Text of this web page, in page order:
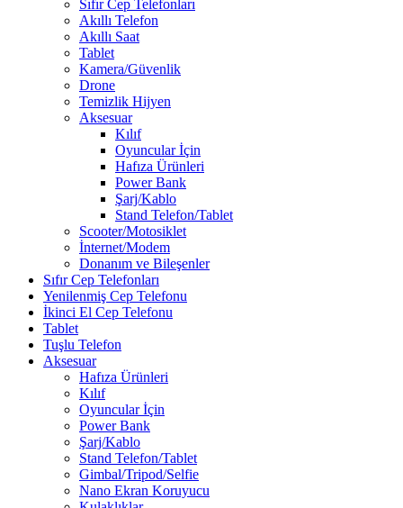
Sıfır Cep Telefonları
Akıllı Telefon
Akıllı Saat
Tablet
Kamera/Güvenlik
Drone
Temizlik Hijyen
Aksesuar
Kılıf
Oyuncular İçin
Hafıza Ürünleri
Power Bank
Şarj/Kablo
Stand Telefon/Tablet
Scooter/Motosiklet
İnternet/Modem
Donanım ve Bileşenler
Sıfır Cep Telefonları
Yenilenmiş Cep Telefonu
İkinci El Cep Telefonu
Tablet
Tuşlu Telefon
Aksesuar
Hafıza Ürünleri
Kılıf
Oyuncular İçin
Power Bank
Şarj/Kablo
Stand Telefon/Tablet
Gimbal/Tripod/Selfie
Nano Ekran Koruyucu